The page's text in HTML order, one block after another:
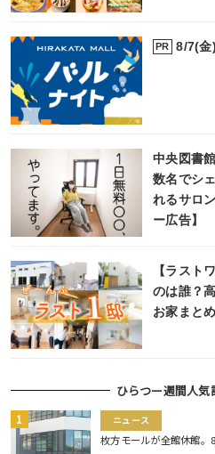
PR 8/7(金
中央図書
数名でシ
れるサロ
ー広告】
【ラスト
のは誰？
お家まと
ひらつー週間人気
ニュース
枚方モールが全館休館。